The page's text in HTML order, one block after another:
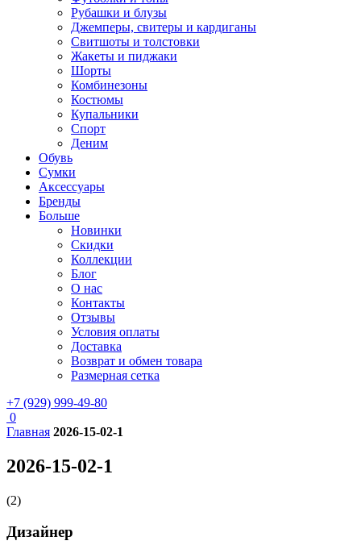
Рубашки и блузы
Джемперы, свитеры и кардиганы
Свитшоты и толстовки
Жакеты и пиджаки
Шорты
Комбинезоны
Костюмы
Купальники
Спорт
Деним
Обувь
Сумки
Аксессуары
Бренды
Больше
Новинки
Скидки
Коллекции
Блог
О нас
Контакты
Отзывы
Условия оплаты
Доставка
Возврат и обмен товара
Размерная сетка
+7 (929) 999-49-80
0
Главная 2026-15-02-1
2026-15-02-1
(2)
Дизайнер